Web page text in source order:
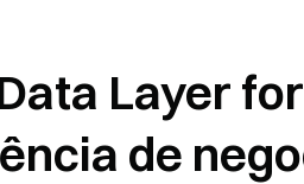
Layer
de